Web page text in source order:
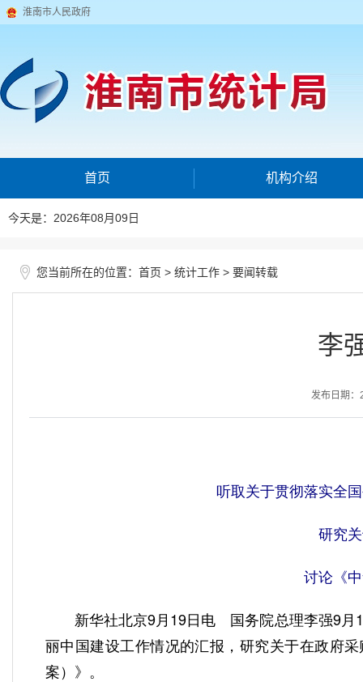
淮南市人民政府
首页 机构介绍
今天是：2026年08月09日
您当前所在的位置： 首页 > 统计工作 > 要闻转载
李
发布日期
听取关于贯彻落实全
研究
讨论《
新华社北京9月19日电 国务院总理李强9月
丽中国建设工作情况的汇报，研究关于在政府
案）》。